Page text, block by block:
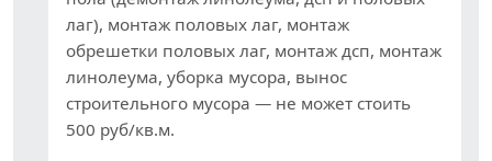
лаг), монтаж половых лаг, монтаж
обрешетки половых лаг, монтаж дсп, монтаж
линолеума, уборка мусора, вынос
строительного мусора — не может стоить
500 руб/кв.м.